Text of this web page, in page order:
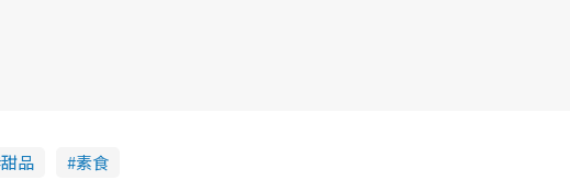
甜品 素食